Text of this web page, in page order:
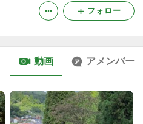
フォロー
動画 アメンバー